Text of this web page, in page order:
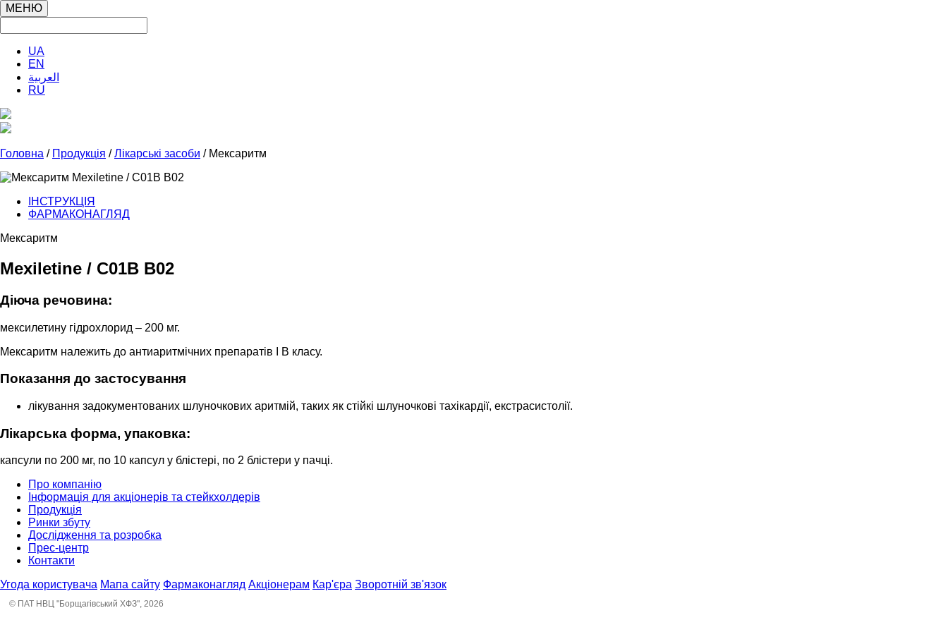
МЕНЮ
UA
EN
العربية
RU
Головна / Продукція /Лікарські засоби / Мексаритм
ІНСТРУКЦІЯ
ФАРМАКОНАГЛЯД
Мексаритм
Mexіletіne / C01B B02
Діюча речовина:
мексилетину гідрохлорид – 200 мг.
Мексаритм належить до антиаритмічних препаратів I В класу.
Показання до застосування
лікування задокументованих шлуночкових аритмій, таких як стійкі шлуночкові тахікардії, екстрасистолії.
Лікарська форма, упаковка:
капсули по 200 мг, по 10 капсул у блістері, по 2 блістери у пачці.
Про компанію
Інформація для акціонерів та стейкхолдерів
Продукція
Ринки збуту
Дослідження та розробка
Прес-центр
Контакти
Угода користувача Мапа сайту Фармаконагляд Акціонерам Кар'єра Зворотній зв'язок
© ПАТ НВЦ "Борщагівський ХФЗ", 2026